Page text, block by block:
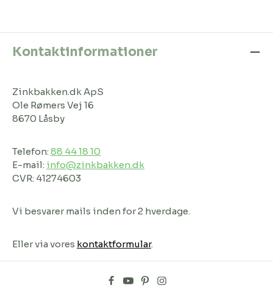
Kontaktinformationer
Zinkbakken.dk ApS
Ole Rømers Vej 16
8670 Låsby
Telefon: 88 44 18 10
E-mail: info@zinkbakken.dk
CVR: 41274603
Vi besvarer mails inden for 2 hverdage.
Eller via vores kontaktformular.